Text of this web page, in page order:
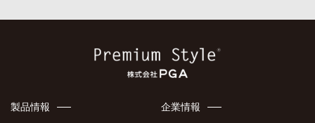
製品情報 企業情報